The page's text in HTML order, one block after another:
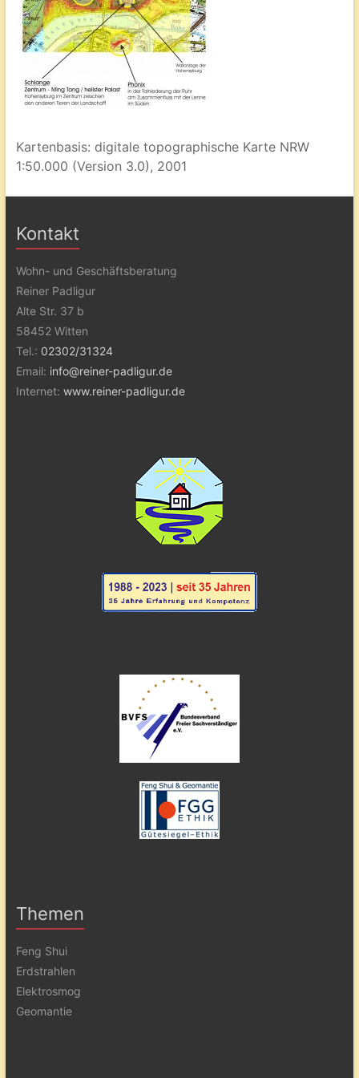
Kartenbasis: digitale topographische Karte NRW
1:50.000 (Version 3.0), 2001
Kontakt
Wohn- und Geschäftsberatung
Reiner Padligur
Alte Str. 37 b
58452 Witten
Tel.: 02302/31324
Email: info@reiner-padligur.de
Internet: www.reiner-padligur.de
Themen
Feng Shui
Erdstrahlen
Elektrosmog
Geomantie